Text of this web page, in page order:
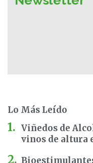
Lo Más Leído
Viñedos de
vinos de altura